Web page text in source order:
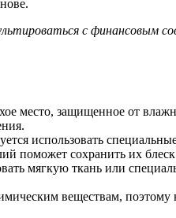
с финансовым
место, защищенное от
использовать
поможет сохранить их
мягкую ткань или
веществам,